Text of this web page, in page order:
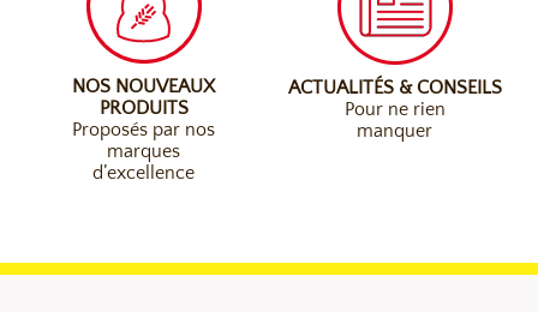
NOS NOUVEAUX
PRODUITS
Proposés par nos
marques
d’excellence
ACTUALITÉS & CONSEILS
Pour ne rien
manquer